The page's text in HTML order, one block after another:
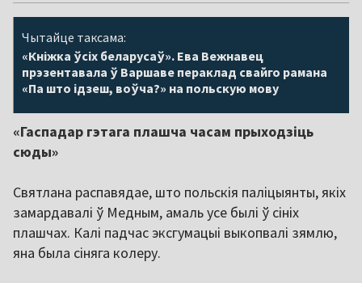
Чытайце таксама:
«Кніжка ўсіх беларусаў». Ева Вежнавец
прэзентавала ў Варшаве пераклад свайго рамана
«Па што ідзеш, воўча?» на польскую мову
«Гаспадар гэтага плашча часам прыходзіць
сюды»
Святлана распавядае, што польскія паліцыянты, якіх
замардавалі ў Медным, амаль усе былі ў сініх
плашчах. Калі падчас эксгумацыі выкопвалі зямлю,
яна была сіняга колеру.